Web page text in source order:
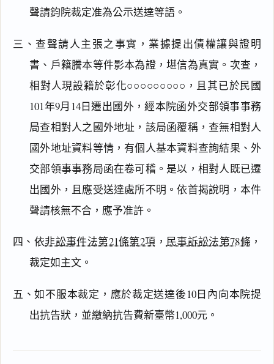
聲請鈞院裁定准為公示送達等語。
三、查聲請人主張之事實，業據提出債權讓與證明
書、戶籍謄本等件影本為證，堪信為真實。次查，
相對人現設籍於彰化○○○○○○○○○，且其已於民國
101年9月14日遷出國外，經本院函外交部領事事務
局查相對人之國外地址，該局函覆稱，查無相對人
國外地址資料等情，有個人基本資料查詢結果、外
交部領事事務局函在卷可稽。是以，相對人既已遷
出國外，且應受送達處所不明。依首揭說明，本件
聲請核無不合，應予准許。
四、依非訟事件法第21條第2項 ， 民事訴訟法第78條 ，
裁定如主文。
五、如不服本裁定，應於裁定送達後10日內向本院提
出抗告狀，並繳納抗告費新臺幣1,000元。
閱讀 研究
搜尋本
文
一
全